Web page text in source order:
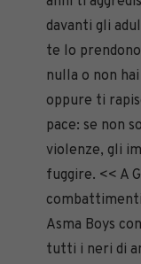
davanti gli
te lo
nulla o non
oppure ti
pace: se non
violenze, gli
fuggire. << A
Asma Boys
tutti i neri di